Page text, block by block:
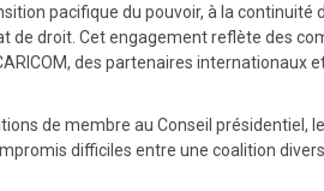
pacifique du pouvoir, à la continuité
de droit. Cet engagement reflète des
des partenaires internationaux
de membre au Conseil présidentiel,
difficiles entre une coalition